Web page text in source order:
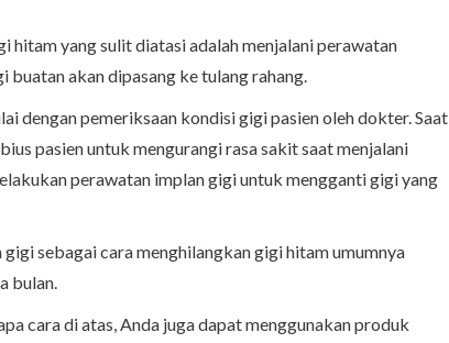
hitam yang sulit diatasi adalah menjalani perawatan
buatan akan dipasang ke tulang rahang.
dengan pemeriksaan kondisi gigi pasien oleh dokter. Saat
pasien untuk mengurangi rasa sakit saat menjalani
perawatan implan gigi untuk mengganti gigi yang
sebagai cara menghilangkan gigi hitam umumnya
bulan.
cara di atas, Anda juga dapat menggunakan produk